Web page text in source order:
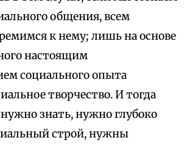
общения, всем
к нему; лишь на основе
настоящим
социального опыта
творчество. И тогда
знать, нужно глубоко
строй, нужны